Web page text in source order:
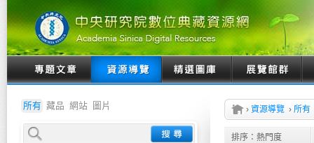
所有 藏品 網站 圖片 › 資源導覽 › 所有
排序： 熱門度